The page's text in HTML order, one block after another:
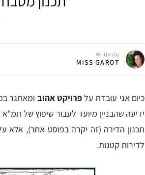
Written by
MISS GAROT
כיום אני עובדת עלפרויקט אהוב ומאתגר
ידיעה שהבניין מיועד לעבור שיפוץ של תמ"א 38. האתגר בפרויקט היה תכנון מטבח גדול בדירה קטנה.
תכנון הדירה (זה יקרה בפוסט אחר), אלא
לדירות קטנות.